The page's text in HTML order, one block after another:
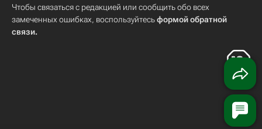
Чтобы связаться с редакцией или сообщить обо всех
замеченных ошибках, воспользуйтесьформой обратной
связи.